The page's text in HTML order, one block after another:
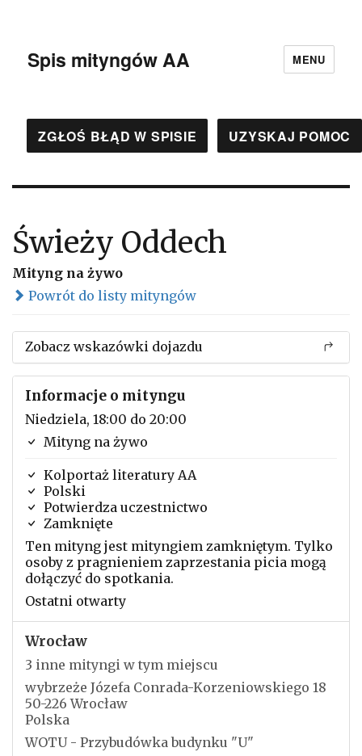
Spis mityngów AA MENU
ZGŁOŚ BŁĄD W SPISIE UZYSKAJ POMOC
Świeży Oddech
Mityng na żywo
Powrót do listy mityngów
Zobacz wskazówki dojazdu
Informacje o mityngu
Niedziela, 18:00 do 20:00
Mityng na żywo
Kolportaż literatury AA
Polski
Potwierdza uczestnictwo
Zamknięte
Ten mityng jest mityngiem zamkniętym. Tylko
osoby z pragnieniem zaprzestania picia mogą
dołączyć do spotkania.
Ostatni otwarty
Wrocław
3 inne mityngi w tym miejscu
wybrzeże Józefa Conrada-Korzeniowskiego 18
50-226 Wrocław
Polska
WOTU - Przybudówka budynku "U"